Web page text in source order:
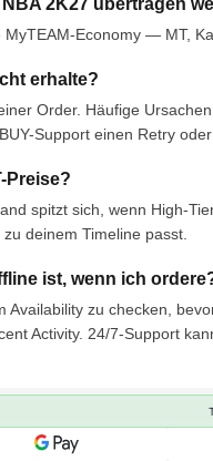
2K27 übertragen
Economy — MT,
erhalte?
Order. Häufige
Support einen Retry
Preise?
spitzt sich, wenn High-
deinem Timeline passt.
ist, wenn ich
Availability zu checken,
Activity. 24/7-Support